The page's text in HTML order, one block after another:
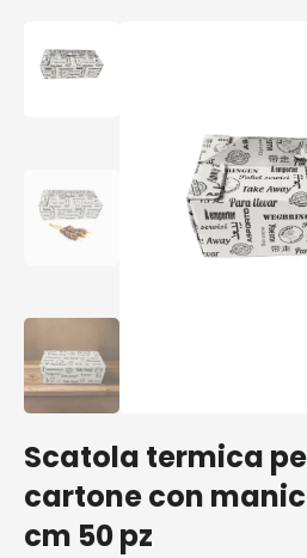
Scatola termica
cartone con
cm 50 pz